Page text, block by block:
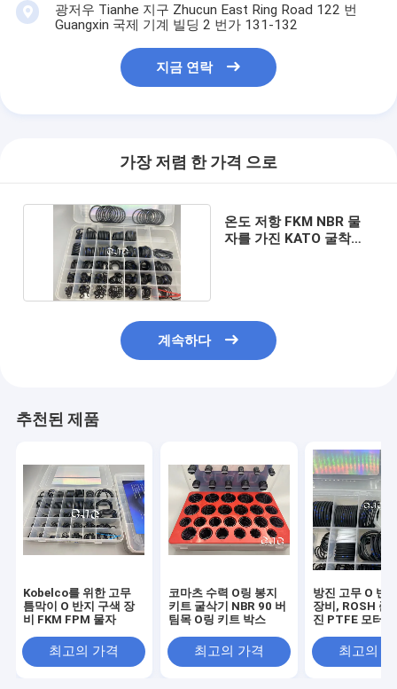
광저우 Tianhe 지구 Zhucun East Ring Road 122 번
Guangxin 국제 기계 빌딩 2 번가 131-132
지금 연락
가장 저렴 한 가격 으로
온도 저항 FKM NBR 물
자를 가진 KATO 굴착기
계속하다
추천된 제품
Kobelco를 위한 고무
틈막이 O 반지 구색 장
비 FKM FPM 물자
최고의 가격
코마츠 수력 O링 봉지
키트 굴삭기 NBR 90 버
팀목 O링 키트 박스
최고의 가격
방진 고무 O 반
장비, ROSH 준
진 PTFE 모터
최고의